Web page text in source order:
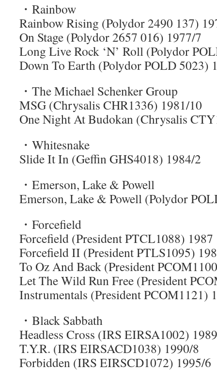
・Rainbow
Rainbow Rising (Polydor 2490 137)
On Stage (Polydor 2657 016) 1977/7
Long Live Rock ‘N’ Roll (Polydor
Down To Earth (Polydor POLD 5023)
・The Michael Schenker Group
MSG (Chrysalis CHR1336) 1981/10
One Night At Budokan (Chrysalis
・Whitesnake
Slide It In (Geffin GHS4018) 1984/2
・Emerson, Lake & Powell
Emerson, Lake & Powell (Polydor
・Forcefield
Forcefield (President PTCL1088) 1987
Forcefield II (President PTLS1095)
To Oz And Back (President
Let The Wild Run Free (President
Instrumentals (President PCOM1121)
・Black Sabbath
Headless Cross (IRS EIRSA1002)
T.Y.R. (IRS EIRSACD1038) 1990/8
Forbidden (IRS EIRSCD1072) 1995/6